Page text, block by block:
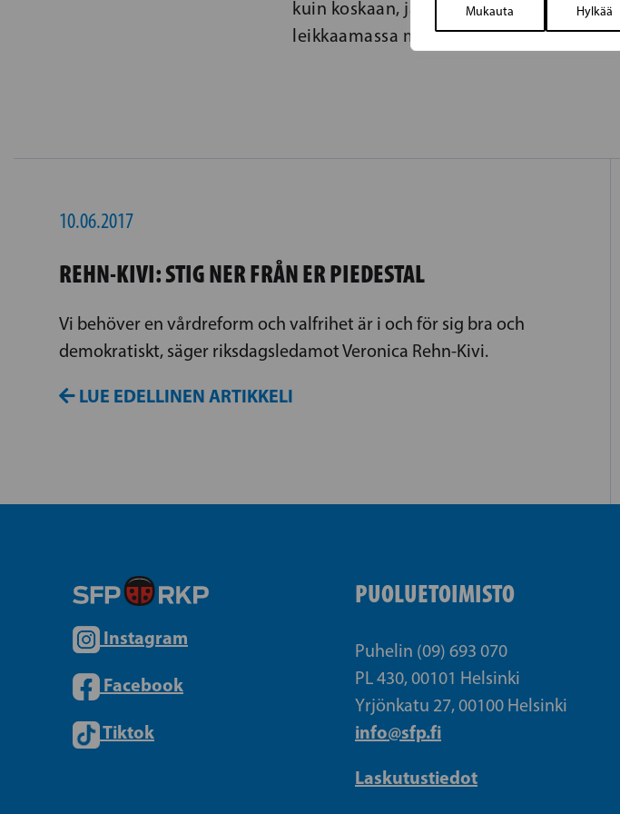
Mukauta Hylkää
kuin koskaan, ja että aiempi
leikkaamassa massiivisesti juuri
10.06.2017
REHN-KIVI: STIG NER FRÅN ER PIEDESTAL
Vi behöver en vårdreform och valfrihet är i och för sig bra och
demokratiskt, säger riksdagsledamot Veronica Rehn-Kivi.
LUE EDELLINEN ARTIKKELI
Instagram
Facebook
Tiktok
PUOLUETOIMISTO
Puhelin (09) 693 070
PL 430, 00101 Helsinki
Yrjönkatu 27, 00100 Helsinki
info@sfp.fi
Laskutustiedot